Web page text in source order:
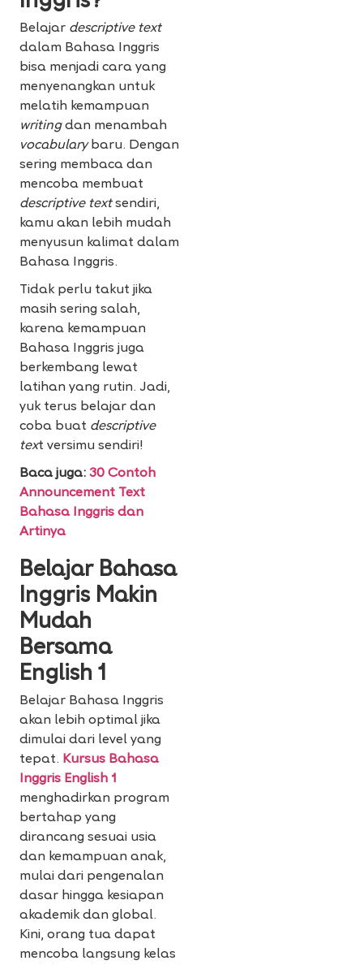
Belajar descriptive text
dalam Bahasa Inggris
bisa menjadi cara yang
menyenangkan untuk
melatih kemampuan
writingdan menambah
vocabularybaru. Dengan
sering membaca dan
mencoba membuat
descriptive textsendiri,
kamu akan lebih mudah
menyusun kalimat dalam
Bahasa Inggris.
Tidak perlu takut jika
masih sering salah,
karena kemampuan
Bahasa Inggris juga
berkembang lewat
latihan yang rutin. Jadi,
yuk terus belajar dan
coba buat descriptive
text versimu sendiri!
Baca juga: 30 Contoh
Announcement Text
Bahasa Inggris dan
Artinya
Belajar Bahasa
Inggris Makin
Mudah
Bersama
English 1
Belajar Bahasa Inggris
akan lebih optimal jika
dimulai dari level yang
tepat. Kursus Bahasa
Inggris English 1
menghadirkan program
bertahap yang
dirancang sesuai usia
dan kemampuan anak,
mulai dari pengenalan
dasar hingga kesiapan
akademik dan global.
Kini, orang tua dapat
mencoba langsung kelas